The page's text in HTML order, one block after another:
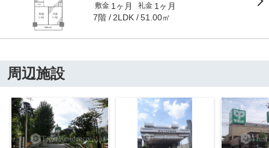
敷金 1ヶ月 礼金 1ヶ月
7階 2LDK 51.00㎡
周辺施設